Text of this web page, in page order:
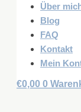
Über
Blog
FAQ
Kontakt
Mein
€0,00 0